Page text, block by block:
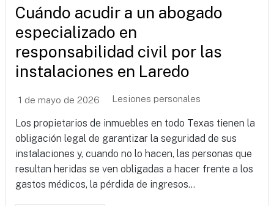
Cuándo acudir a un abogado
especializado en
responsabilidad civil por las
instalaciones en Laredo
1 de mayo de 2026 Lesiones personales
Los propietarios de inmuebles en todo Texas tienen la
obligación legal de garantizar la seguridad de sus
instalaciones y, cuando no lo hacen, las personas que
resultan heridas se ven obligadas a hacer frente a los
gastos médicos, la pérdida de ingresos...